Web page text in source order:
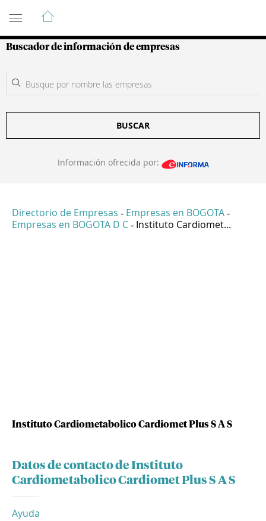
Guía de Empresas Colombianas
Buscador de información de empresas
BUSCAR
Información ofrecida por:
Directorio de Empresas - Empresas en BOGOTA -
Empresas en BOGOTA D C - Instituto Cardiomet...
Instituto Cardiometabolico Cardiomet Plus S A S
Datos de contacto de Instituto
Cardiometabolico Cardiomet Plus S A S
Ayuda